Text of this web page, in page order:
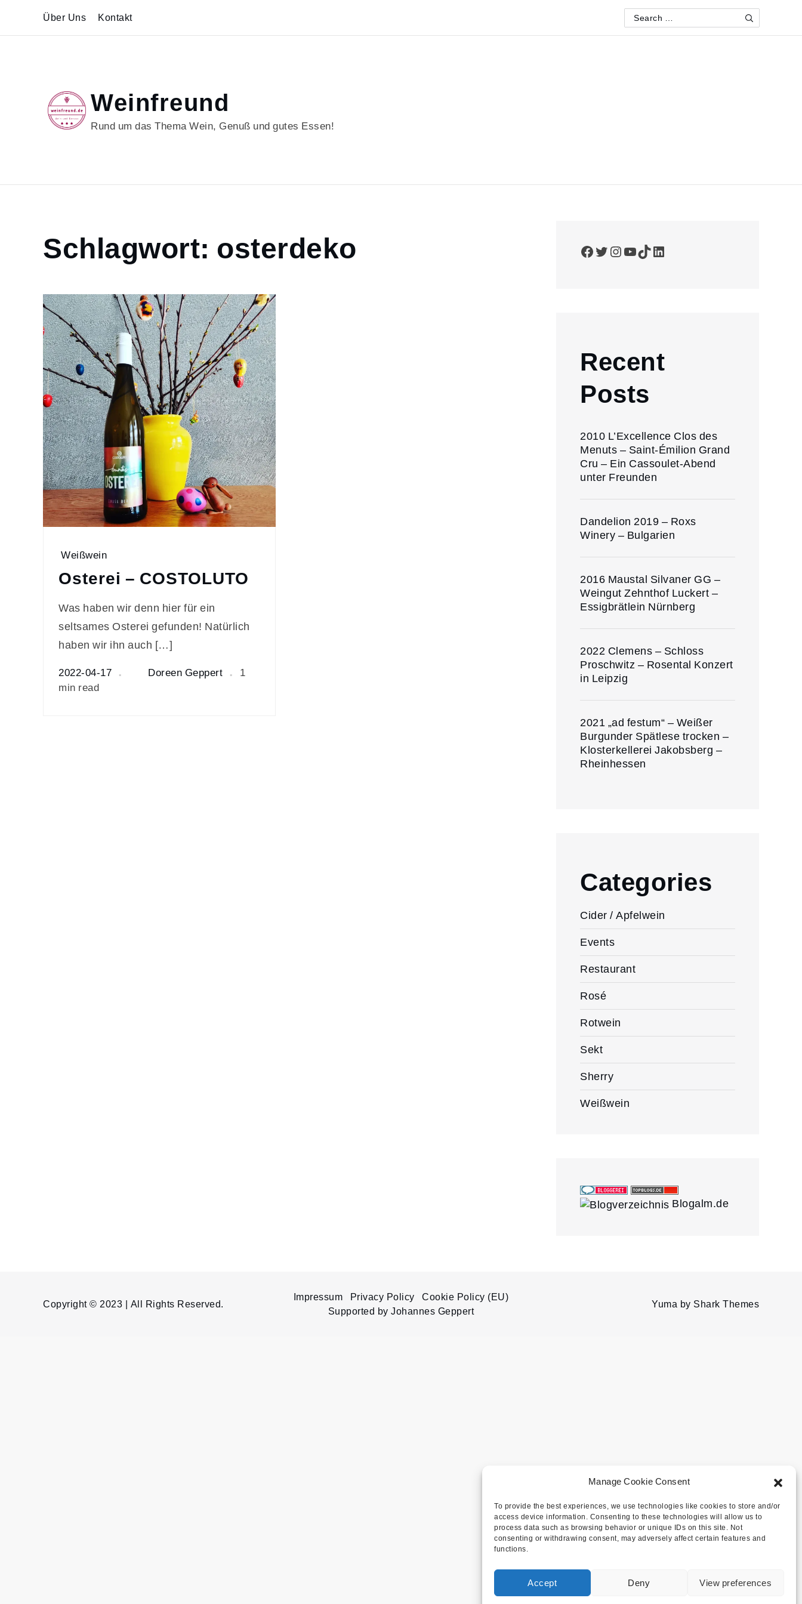
Manage Cookie Consent
To provide the best experiences, we use technologies like cookies to store and/or
access device information. Consenting to these technologies will allow us to
process data such as browsing behavior or unique IDs on this site. Not
consenting or withdrawing consent, may adversely affect certain features and
functions.
Accept Deny View preferences
content
Über Uns Kontakt
Search
for:
Search
Weinfreund
Rund um das Thema Wein, Genuß und gutes Essen!
Home
osterdeko
Schlagwort: osterdeko
Weißwein
Osterei – COSTOLUTO
Was haben wir denn hier für ein
seltsames Osterei gefunden! Natürlich
haben wir ihn auch […]
2022-04-17 Doreen Geppert
1
min read
Facebook
Twitter
Instagram
YouTube
TikTokLinkedIn
Recent
Posts
2010 L’Excellence Clos des
Menuts – Saint-Émilion Grand
Cru – Ein Cassoulet-Abend
unter Freunden
Dandelion 2019 – Roxs
Winery – Bulgarien
2016 Maustal Silvaner GG –
Weingut Zehnthof Luckert –
Essigbrätlein Nürnberg
2022 Clemens – Schloss
Proschwitz – Rosental Konzert
in Leipzig
2021 „ad festum“ – Weißer
Burgunder Spätlese trocken –
Klosterkellerei Jakobsberg –
Rheinhessen
Categories
Cider / Apfelwein
Events
Restaurant
Rosé
Rotwein
Sekt
Sherry
Weißwein
Blogalm.de
Copyright © 2023 | All Rights Reserved.
Impressum Privacy Policy
Cookie Policy (EU)
Supported by Johannes Geppert
Yuma by Shark Themes